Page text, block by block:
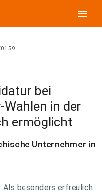
menu
bei
in der
ermöglicht
Unternehmer in
Als besonders erfreulich